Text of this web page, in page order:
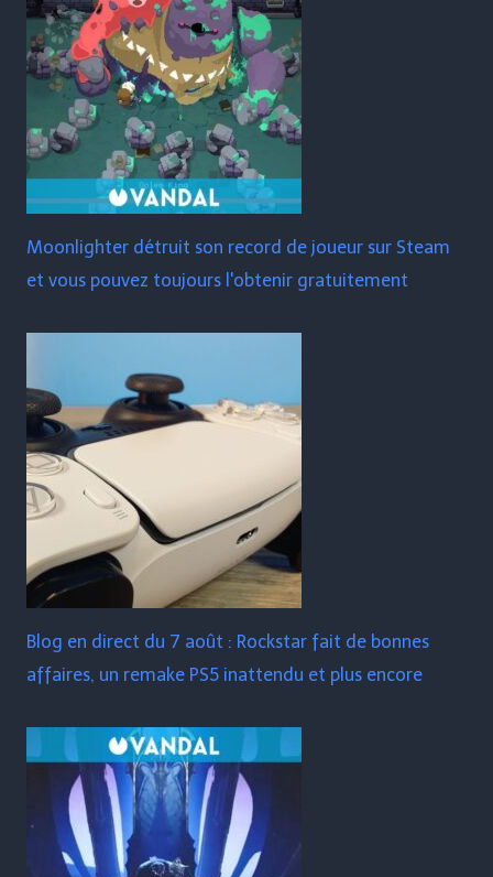
Moonlighter détruit son record de joueur sur Steam
et vous pouvez toujours l'obtenir gratuitement
Blog en direct du 7 août : Rockstar fait de bonnes
affaires, un remake PS5 inattendu et plus encore